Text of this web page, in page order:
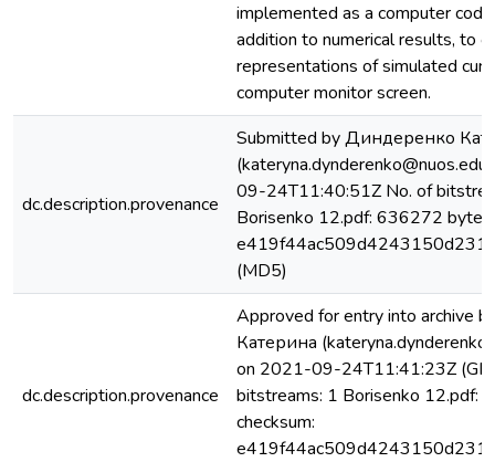
implemented as a computer
addition to numerical results, to
representations of simulated
computer monitor screen.
dc.description.provenance
Submitted by Диндеренко
09-24T11:40:51Z No. of
Borisenko 12.pdf: 636272
(MD5)
dc.description.provenance
Approved for entry into archive
Катерина
on 2021-09-24T11:41:23Z
bitstreams: 1 Borisenko 12.pdf:
checksum: